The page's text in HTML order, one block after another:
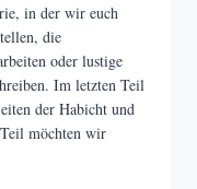
in der wir euch
die
oder lustige
Im letzten Teil
der Habicht und
möchten wir